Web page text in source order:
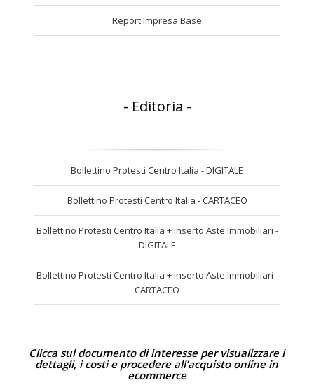
Report Impresa Base
- Editoria -
Bollettino Protesti Centro Italia - DIGITALE
Bollettino Protesti Centro Italia - CARTACEO
Bollettino Protesti Centro Italia + inserto Aste Immobiliari -
DIGITALE
Bollettino Protesti Centro Italia + inserto Aste Immobiliari -
CARTACEO
Clicca sul documento di interesse per visualizzare i
dettagli, i costi e procedere all’acquisto online in
ecommerce